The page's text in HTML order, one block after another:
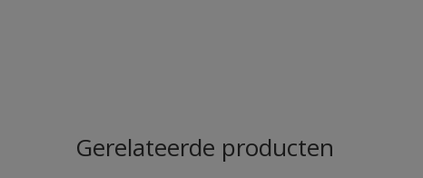
Gerelateerde producten